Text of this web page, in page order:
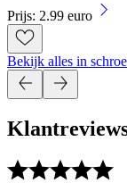
Prijs: 2.99 euro
Bekijk alles in